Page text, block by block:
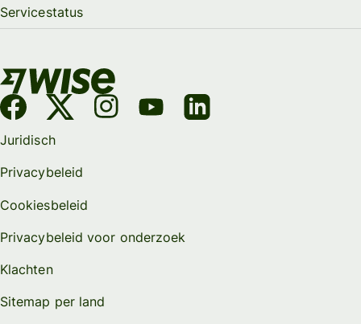
Servicestatus
Juridisch
Privacybeleid
Cookiesbeleid
Privacybeleid voor onderzoek
Klachten
Sitemap per land